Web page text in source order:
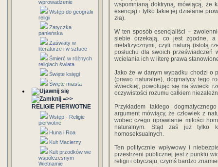
wprowadzenie
Wstęp do geografii
religii
Zatyczka
panieńska
Zaświaty w
literaturze i w sztuce
Śmierć w różnych
religiach świata
Święte księgi
Święte miasta
=>>
RELIGIE PIERWOTNE
Wstęp - Religie
pierwotne
Huna i Roa
Kult Macierzy
Kult przodków we
współczesnym
Wietnamie
wspomnianą doktryną, mówiącą, że
esencją) i tylko takie jej działanie
zła).
W ten sposób esencjaliści –
siebie orzekają, co jest zgodne,
metafizycznymi, czyli naturą (istotą
posłuchu dla swoich
wcielania ich w literę prawa
Jako że w danym wypadku chodzi o
(prawo naturalne), dogmatycy tego
świeckiej, powołując się na świecki
oczywistości rozumu całkiem
Przykładem takiego
argument mówiący, że człowiek z
wobec czego uprawianie miłości
naturalnym. Stąd zaś już tylko
homoseksualnych.
Ten politycznie wpływowy i
przestrzeni publicznej jest z punktu
religii i obyczaju, czymś bardzo